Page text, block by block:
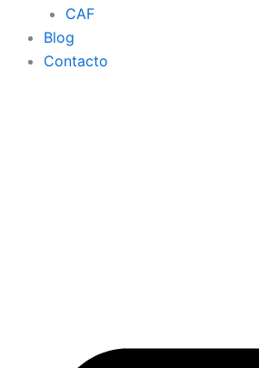
CAF
Blog
Contacto